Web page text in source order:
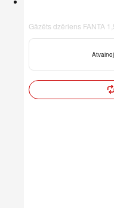
Gāzēts dzēriens FANTA